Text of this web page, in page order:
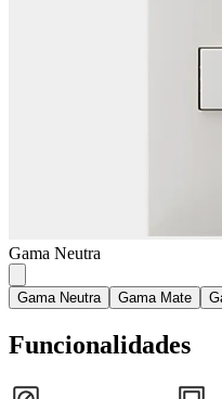
Gama Neutra
Gama Neutra Gama Mate
Funcionalidades